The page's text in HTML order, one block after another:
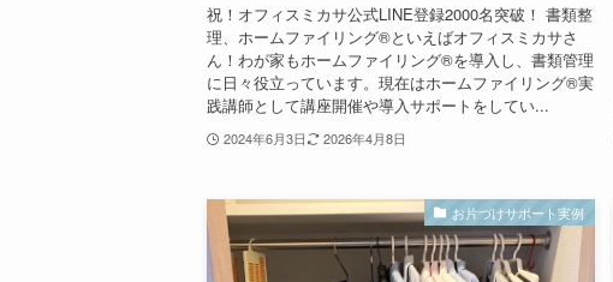
祝！オフィスミカサ公式LINE登録2000名突破！ 書類整
理、ホームファイリング®といえばオフィスミカサさ
ん！わが家もホームファイリング®を導入し、書類管理
に日々役立っています。現在はホームファイリング®実
践講師として講座開催や導入サポートをしてい...
2024年6月3日 2026年4月8日
お片づけサポート実例